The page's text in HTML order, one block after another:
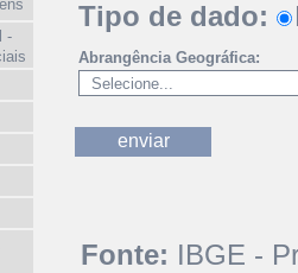
-
Tipo de dado:
Abrangência Geográfica:
Fonte: IBGE -